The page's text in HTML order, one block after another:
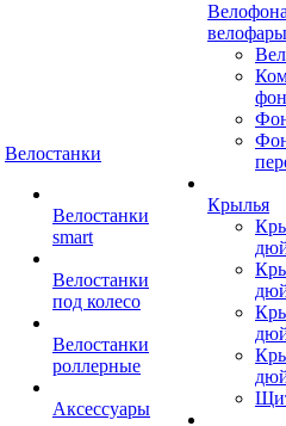
Велостанки
Велостанки
smart
Велостанки
под колесо
Велостанки
роллерные
Аксессуары
велофары
Крылья